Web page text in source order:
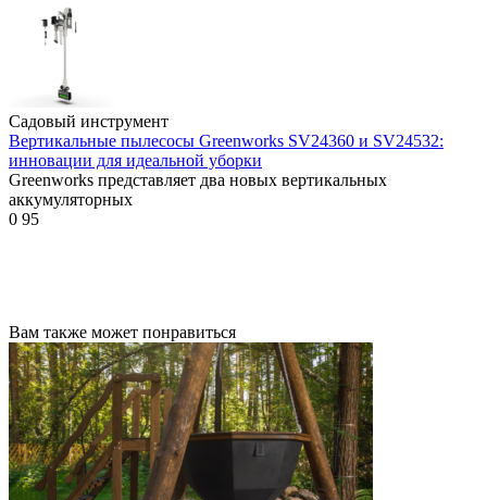
Садовый инструмент
Вертикальные пылесосы Greenworks SV24360 и SV24532:
инновации для идеальной уборки
Greenworks представляет два новых вертикальных
аккумуляторных
0 95
Вам также может понравиться